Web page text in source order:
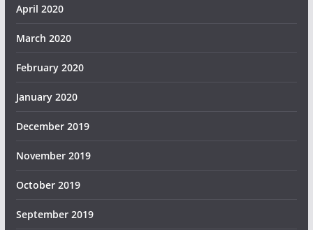
April 2020
March 2020
February 2020
January 2020
December 2019
November 2019
October 2019
September 2019